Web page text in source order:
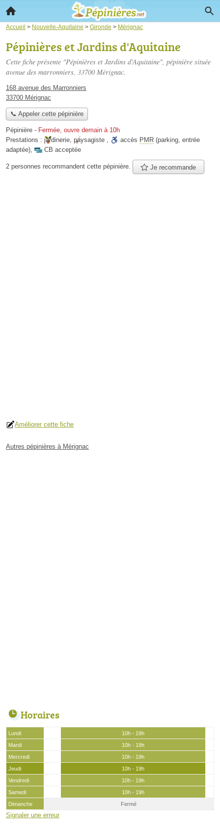
Accueil > Nouvelle-Aquitaine > Gironde > Mérignac
Pépinières et Jardins d'Aquitaine
Cette fiche présente "Pépinières et Jardins d'Aquitaine", pépinière située
avenue des marronniers, 33700 Mérignac.
168 avenue des Marronniers
33700 Mérignac
📞 Appeler cette pépinière
Pépinière - Fermée, ouvre demain à 10h
Prestations : jardinerie, paysagiste , accès PMR (parking, entrée
adaptée), CB acceptée
2 personnes recommandent cette pépinière. Je recommande
Améliorer cette fiche
Autres pépinières à Mérignac
Horaires
Lundi
10h - 19h
Mardi
10h - 19h
Mercredi
10h - 19h
Jeudi
10h - 19h
Vendredi
10h - 19h
Samedi
10h - 19h
Dimanche
Fermé
Signaler une erreur